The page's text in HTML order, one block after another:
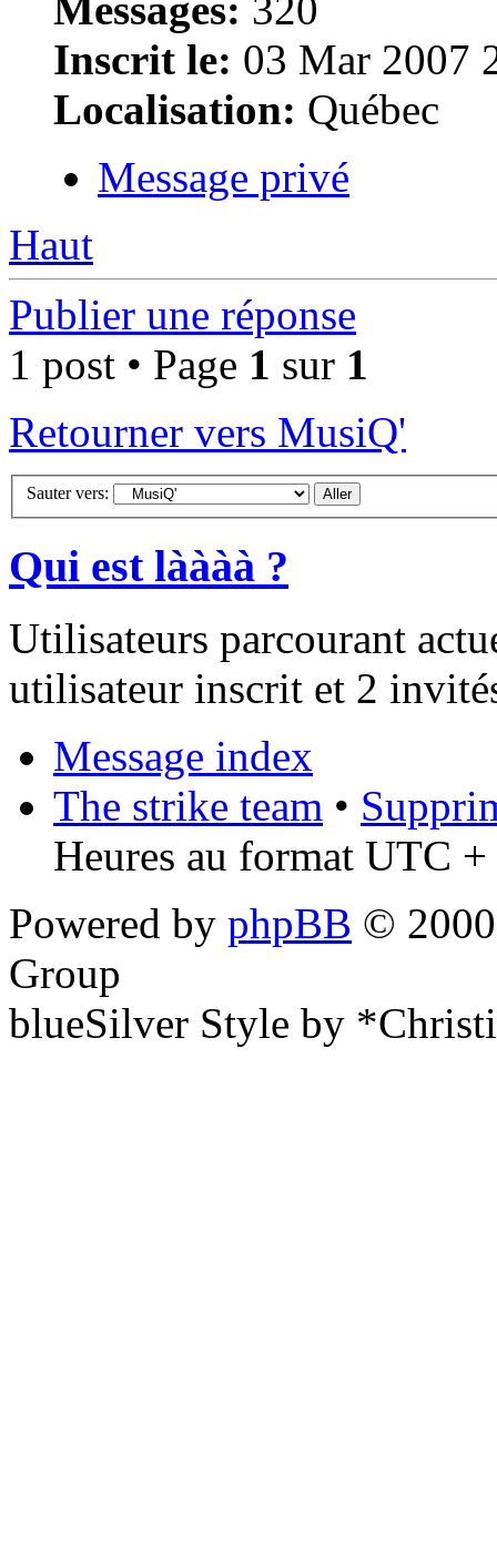
Inscrit le: 03 Mar 2007
Localisation: Québec
Message privé
Haut
Publier une réponse
1 post • Page 1 sur 1
Retourner vers MusiQ'
Sauter vers:
Qui est làààà ?
Utilisateurs parcourant
utilisateur inscrit et 2
Message index
The strike team •
Heures au format UTC
Powered by phpBB ©
Group
blueSilver Style by